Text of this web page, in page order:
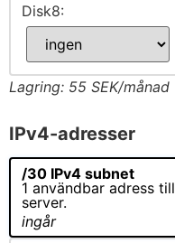
Disk8:
Lagring: 55 SEK/månad
IPv4-adresser
/30 IPv4 subnet
1 användbar adress till
server.
ingår